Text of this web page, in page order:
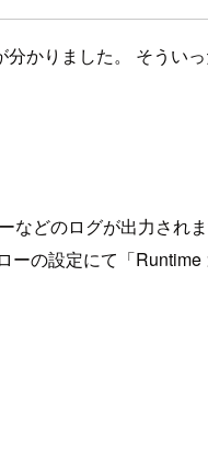
かりました。 そうい
どのログが出力され
の設定にて「